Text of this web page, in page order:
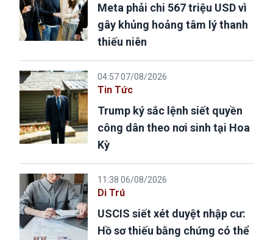
Meta phải chi 567 triệu USD vì
gây khủng hoảng tâm lý thanh
thiếu niên
04:57 07/08/2026
Tin Tức
Trump ký sắc lệnh siết quyền
công dân theo nơi sinh tại Hoa
Kỳ
11:38 06/08/2026
Di Trú
USCIS siết xét duyệt nhập cư:
Hồ sơ thiếu bằng chứng có thể